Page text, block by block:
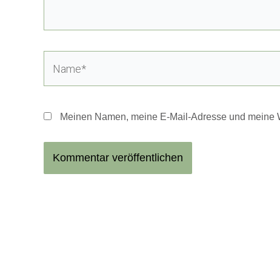
Meinen Namen, meine E-Mail-Adresse und